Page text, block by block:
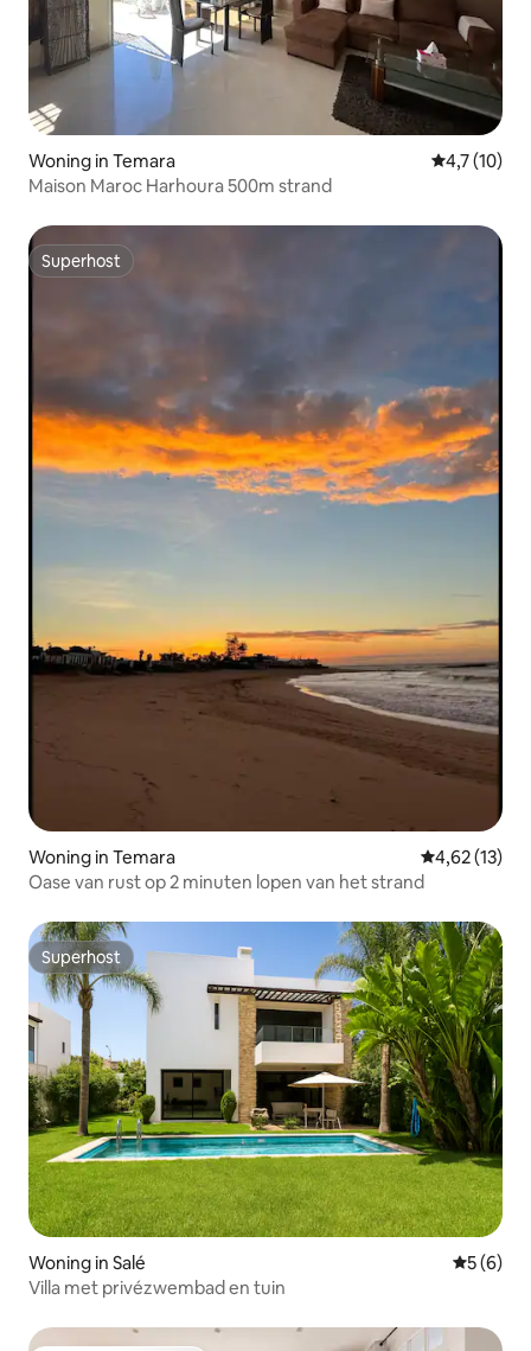
Woning in Temara
4,7 (10)
Maison Maroc Harhoura 500m strand
Superhost
Superhost
Woning in Temara Gemiddelde
4,62 (13)
Oase van rust op 2 minuten lopen van het strand
Superhost
Superhost
Woning in Salé
5 (6)
Villa met privézwembad en tuin